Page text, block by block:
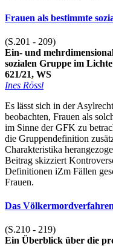
Frauen als bestimmte
(S.201 - 209)
Ein- und
sozialen Gruppe im
621/21, WS
Ines Rössl
Es lässt sich in der
beobachten, Frauen als
im Sinne der GFK zu
die Gruppendefinition
Charakteristika
Beitrag skizziert
Definitionen iZm Fällen
Frauen.
Das
(S.210 - 219)
Ein Überblick über die